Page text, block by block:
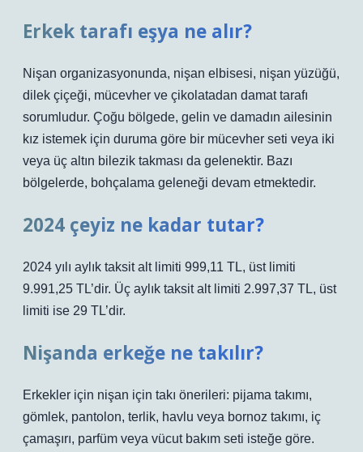
Erkek tarafı eşya ne alır?
Nişan organizasyonunda, nişan elbisesi, nişan yüzüğü,
dilek çiçeği, mücevher ve çikolatadan damat tarafı
sorumludur. Çoğu bölgede, gelin ve damadın ailesinin
kız istemek için duruma göre bir mücevher seti veya iki
veya üç altın bilezik takması da gelenektir. Bazı
bölgelerde, bohçalama geleneği devam etmektedir.
2024 çeyiz ne kadar tutar?
2024 yılı aylık taksit alt limiti 999,11 TL, üst limiti
9.991,25 TL’dir. Üç aylık taksit alt limiti 2.997,37 TL, üst
limiti ise 29 TL’dir.
Nişanda erkeğe ne takılır?
Erkekler için nişan için takı önerileri: pijama takımı,
gömlek, pantolon, terlik, havlu veya bornoz takımı, iç
çamaşırı, parfüm veya vücut bakım seti isteğe göre.